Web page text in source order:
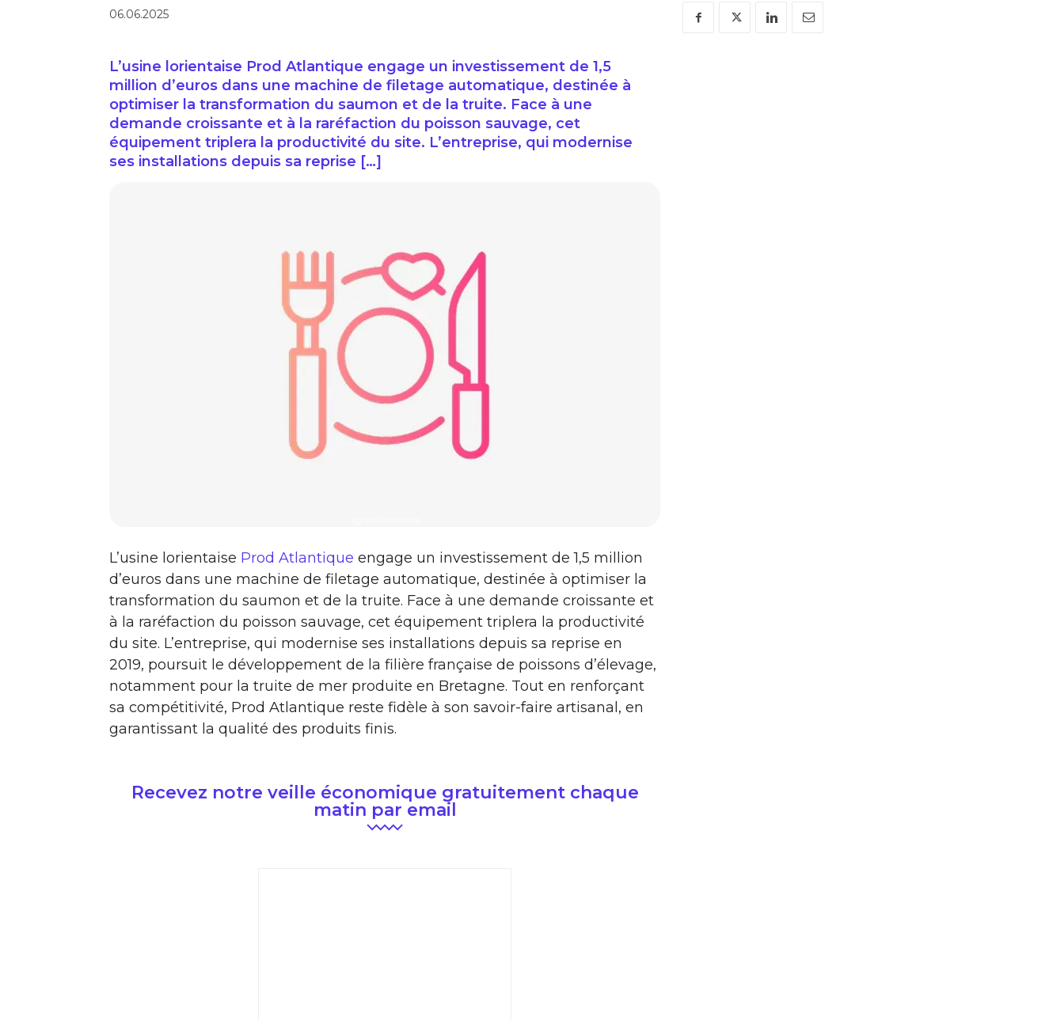
06.06.2025
L’usine lorientaise Prod Atlantique engage un investissement de 1,5
million d’euros dans une machine de filetage automatique, destinée à
optimiser la transformation du saumon et de la truite. Face à une
demande croissante et à la raréfaction du poisson sauvage, cet
équipement triplera la productivité du site. L’entreprise, qui modernise
ses installations depuis sa reprise […]
L’usine lorientaise Prod Atlantique engage un investissement de 1,5 million
d’euros dans une machine de filetage automatique, destinée à optimiser la
transformation du saumon et de la truite. Face à une demande croissante et
à la raréfaction du poisson sauvage, cet équipement triplera la productivité
du site. L’entreprise, qui modernise ses installations depuis sa reprise en
2019, poursuit le développement de la filière française de poissons d’élevage,
notamment pour la truite de mer produite en Bretagne. Tout en renforçant
sa compétitivité, Prod Atlantique reste fidèle à son savoir-faire artisanal, en
garantissant la qualité des produits finis.
Recevez notre veille économique gratuitement chaque
matin par email